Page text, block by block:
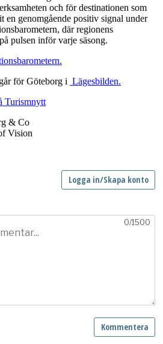
och för destinationen som
en genomgående positiv signal under
där regionens
pulsen inför varje säsong.
för Göteborg i Lägesbilden.
Turismnytt
& Co
Vision